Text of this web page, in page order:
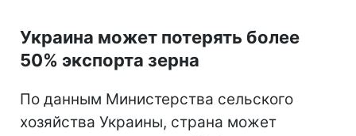
Украина может потерять более
50% экспорта зерна
По данным Министерства сельского
хозяйства Украины, страна может